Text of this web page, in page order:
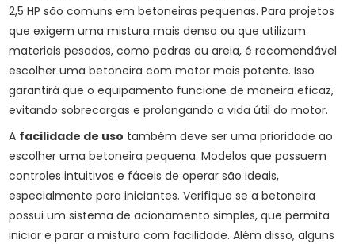
2,5 HP são comuns em betoneiras pequenas. Para projetos
que exigem uma mistura mais densa ou que utilizam
materiais pesados, como pedras ou areia, é recomendável
escolher uma betoneira com motor mais potente. Isso
garantirá que o equipamento funcione de maneira eficaz,
evitando sobrecargas e prolongando a vida útil do motor.
A facilidade de uso também deve ser uma prioridade ao
escolher uma betoneira pequena. Modelos que possuem
controles intuitivos e fáceis de operar são ideais,
especialmente para iniciantes. Verifique se a betoneira
possui um sistema de acionamento simples, que permita
iniciar e parar a mistura com facilidade. Além disso, alguns